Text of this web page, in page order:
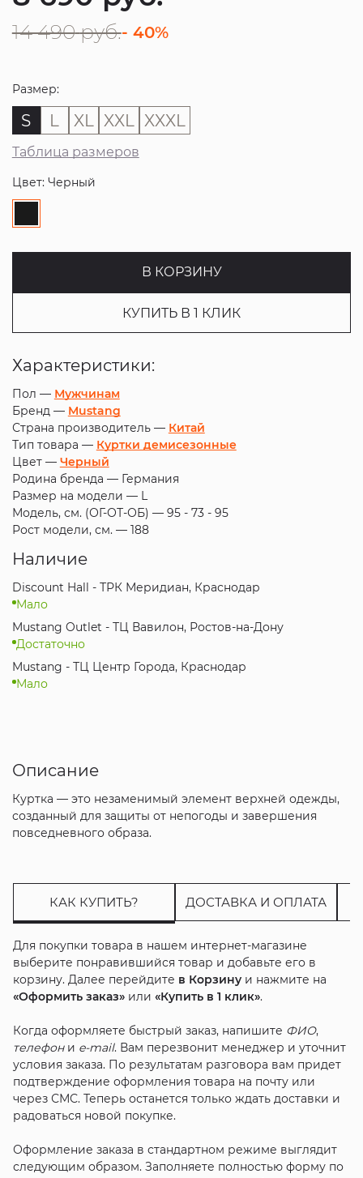
14 490 руб.- 40%
Размер:
S L XL XXL XXXL
Таблица размеров
Цвет: Черный
В КОРЗИНУ
КУПИТЬ В 1 КЛИК
Характеристики:
Пол — Мужчинам
Бренд — Mustang
Страна производитель — Китай
Тип товара — Куртки демисезонные
Цвет — Черный
Родина бренда — Германия
Размер на модели — L
Модель, см. (ОГ-ОТ-ОБ) — 95 - 73 - 95
Рост модели, см. — 188
Наличие
Discount Hall - ТРК Меридиан, Краснодар
Мало
Mustang Outlet - ТЦ Вавилон, Ростов-на-Дону
Достаточно
Mustang - ТЦ Центр Города, Краснодар
Мало
Описание
Куртка — это незаменимый элемент верхней одежды,
созданный для защиты от непогоды и завершения
повседневного образа.
КАК КУПИТЬ? ДОСТАВКА И ОПЛАТА
Для покупки товара в нашем интернет-магазине
выберите понравившийся товар и добавьте его в
корзину. Далее перейдите в Корзинуи нажмите на
«Оформить заказ»или «Купить в 1 клик».
Когда оформляете быстрый заказ, напишите ФИО,
телефони e-mail. Вам перезвонит менеджер и уточнит
условия заказа. По результатам разговора вам придет
подтверждение оформления товара на почту или
через СМС. Теперь останется только ждать доставки и
радоваться новой покупке.
Оформление заказа в стандартном режиме выглядит
следующим образом. Заполняете полностью форму по